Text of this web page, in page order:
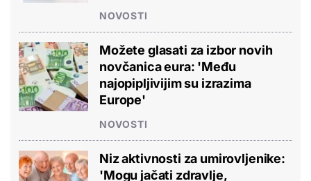
NOVOSTI
Možete glasati za izbor novih
novčanica eura: 'Među
najopipljivijim su izrazima
Europe'
NOVOSTI
Niz aktivnosti za umirovljenike:
'Mogu jačati zdravlje,